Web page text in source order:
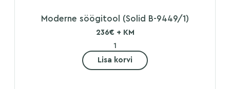
Moderne söögitool (Solid B-9449/1)
236€ + KM
Lisa korvi